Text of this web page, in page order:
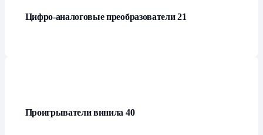
Цифро-аналоговые преобразователи21
Проигрыватели винила 40